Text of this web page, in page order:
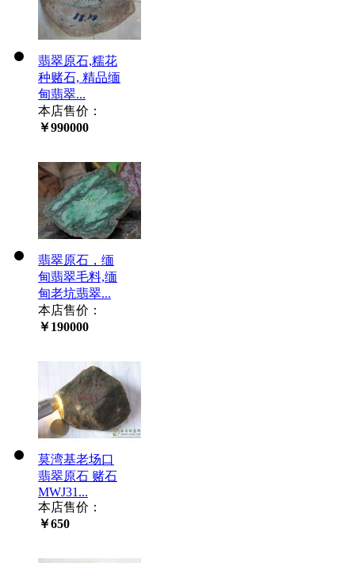
翡翠原石,糯花
种赌石, 精品缅
甸翡翠...
本店售价：
￥990000
翡翠原石，缅
甸翡翠毛料,缅
甸老坑翡翠...
本店售价：
￥190000
莫湾基老场口
翡翠原石 赌石
MWJ31...
本店售价：
￥650